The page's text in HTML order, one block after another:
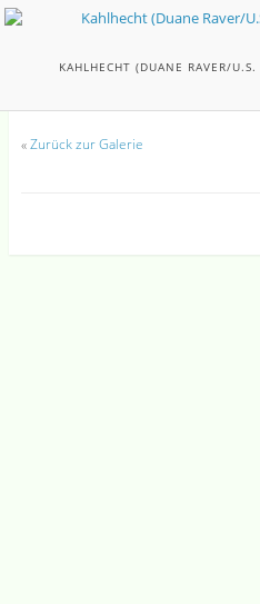
KAHLHECHT (DUANE RAVER/
«Zurück zur Galerie